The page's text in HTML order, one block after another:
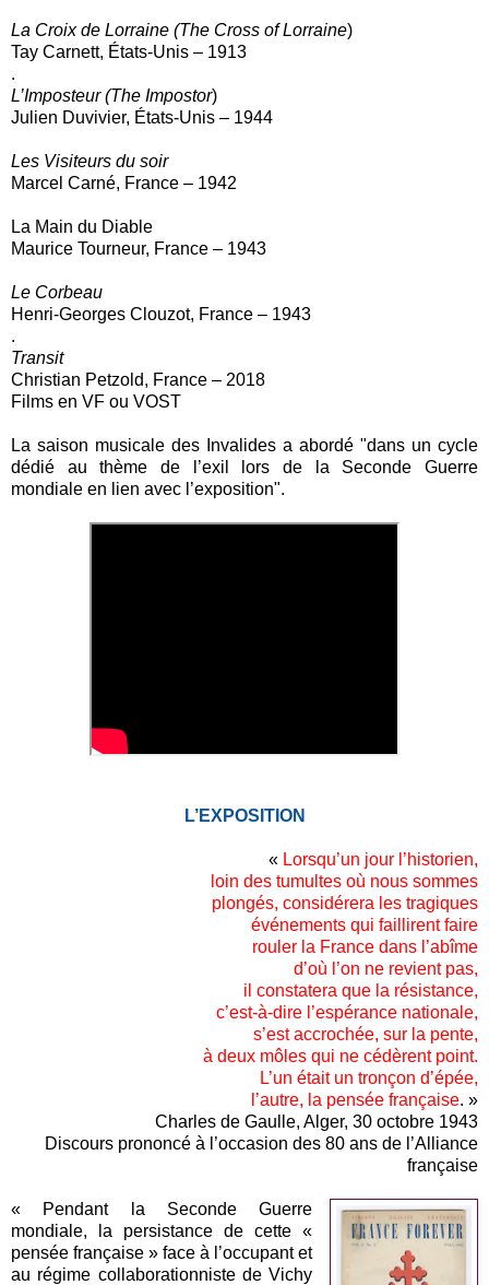
La Croix de Lorraine (The Cross of Lorraine)
Tay Carnett, États-Unis – 1913
.
L’Imposteur (The Impostor)
Julien Duvivier, États-Unis – 1944
Les Visiteurs du soir
Marcel Carné, France – 1942
La Main du Diable
Maurice Tourneur, France – 1943
Le Corbeau
Henri-Georges Clouzot, France – 1943
.
Transit
Christian Petzold, France – 2018
Films en VF ou VOST
La saison musicale des Invalides a abordé "dans un cycle
dédié au thème de l’exil lors de la Seconde Guerre
mondiale en lien avec l’exposition".
L’EXPOSITION
« Lorsqu’un jour l’historien,
loin des tumultes où nous sommes
plongés, considérera les tragiques
événements qui faillirent faire
rouler la France dans l’abîme
d’où l’on ne revient pas,
il constatera que la résistance,
c’est-à-dire l’espérance nationale,
s’est accrochée, sur la pente,
à deux môles qui ne cédèrent point.
L’un était un tronçon d’épée,
l’autre, la pensée française. »
Charles de Gaulle, Alger, 30 octobre 1943
Discours prononcé à l’occasion des 80 ans de l’Alliance
française
« Pendant la Seconde Guerre
mondiale, la persistance de cette «
pensée française » face à l’occupant et
au régime collaborationniste de Vichy